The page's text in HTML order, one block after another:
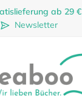
ab 29 €
Newsletter